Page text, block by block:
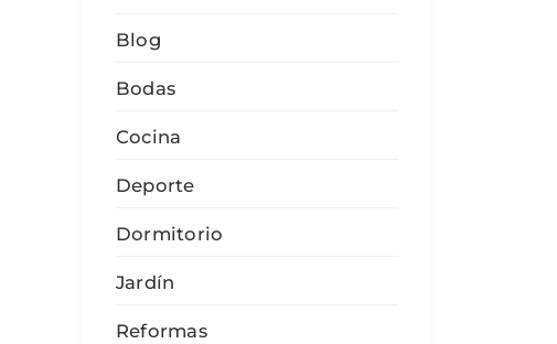
Blog
Bodas
Cocina
Deporte
Dormitorio
Jardín
Reformas